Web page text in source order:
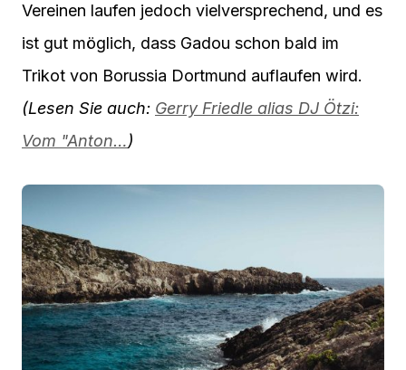
Vereinen laufen jedoch vielversprechend, und es
ist gut möglich, dass Gadou schon bald im
Trikot von Borussia Dortmund auflaufen wird.
(Lesen Sie auch: Gerry Friedle alias DJ Ötzi:
Vom "Anton…)